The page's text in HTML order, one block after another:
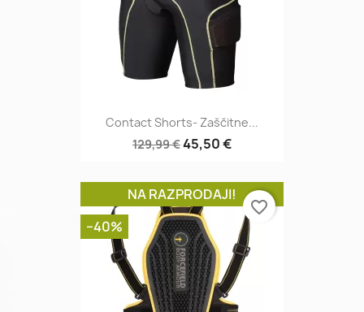
Contact Shorts- Zaščitne...
129,99 €45,50 €
NA RAZPRODAJI!
−40%
favorite_border